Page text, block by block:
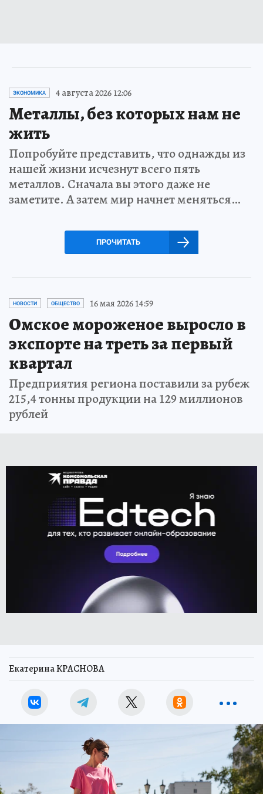
ЭКОНОМИКА 4 августа 2026 12:06
Металлы, без которых нам не
жить
Попробуйте представить, что однажды из
нашей жизни исчезнут всего пять
металлов. Сначала вы этого даже не
заметите. А затем мир начнет меняться…
ПРОЧИТАТЬ
НОВОСТИ ОБЩЕСТВО 16 мая 2026 14:59
Омское мороженое выросло в
экспорте на треть за первый
квартал
Предприятия региона поставили за рубеж
215,4 тонны продукции на 129 миллионов
рублей
Екатерина КРАСНОВА